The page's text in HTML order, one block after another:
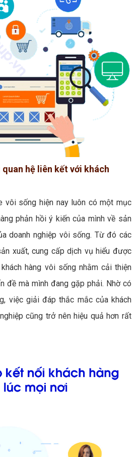
hệ liên kết với khách
vôi sống hiện nay luôn có một mục
phản hồi ý kiến của mình về sản
doanh nghiệp vôi sống. Từ đó các
xuất, cung cấp dịch vụ hiểu được
hàng vôi sống nhằm cải thiện
đề mà mình đang gặp phải. Nhờ có
việc giải đáp thắc mắc của khách
cũng trở nên hiệu quả hơn rất